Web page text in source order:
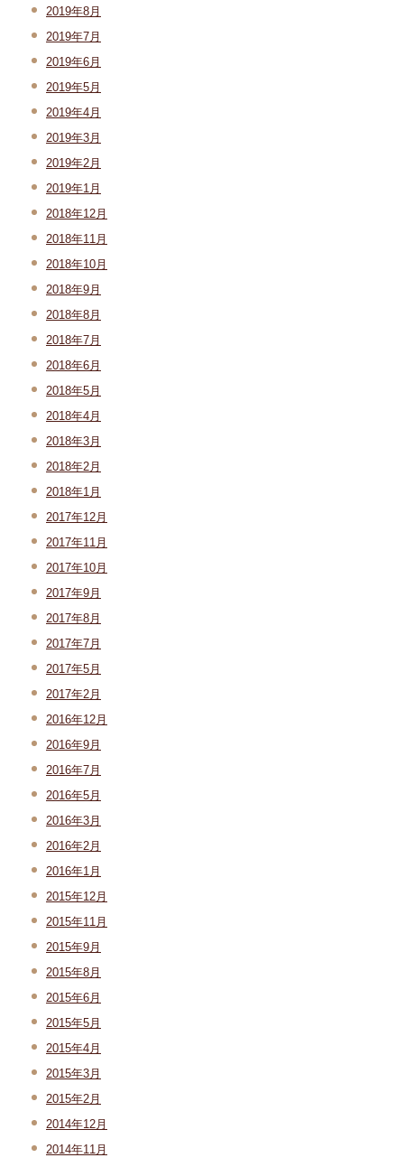
2019年8月
2019年7月
2019年6月
2019年5月
2019年4月
2019年3月
2019年2月
2019年1月
2018年12月
2018年11月
2018年10月
2018年9月
2018年8月
2018年7月
2018年6月
2018年5月
2018年4月
2018年3月
2018年2月
2018年1月
2017年12月
2017年11月
2017年10月
2017年9月
2017年8月
2017年7月
2017年5月
2017年2月
2016年12月
2016年9月
2016年7月
2016年5月
2016年3月
2016年2月
2016年1月
2015年12月
2015年11月
2015年9月
2015年8月
2015年6月
2015年5月
2015年4月
2015年3月
2015年2月
2014年12月
2014年11月